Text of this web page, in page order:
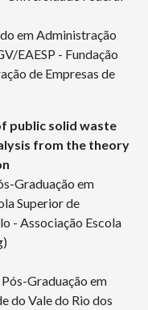
em Administração
EAESP - Fundação
de Empresas de
public solid waste
from the theory
Graduação em
Superior de
- Associação Escola
Graduação em
do Vale do Rio dos